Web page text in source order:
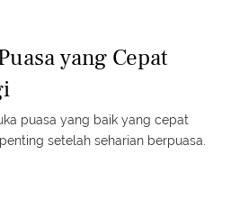
yang Cepat
puasa yang baik yang cepat
setelah seharian berpuasa.